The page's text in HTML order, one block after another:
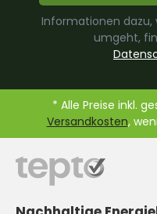
Informationen
umgeht,
* Alle Preise inkl.
Versandkosten,